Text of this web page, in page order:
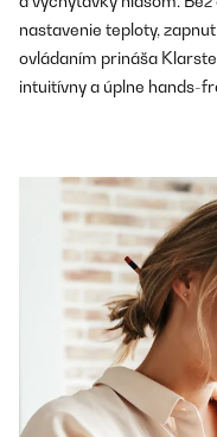
nastavenie teploty,
ovládaním prináša
intuitívny a úplne hands-